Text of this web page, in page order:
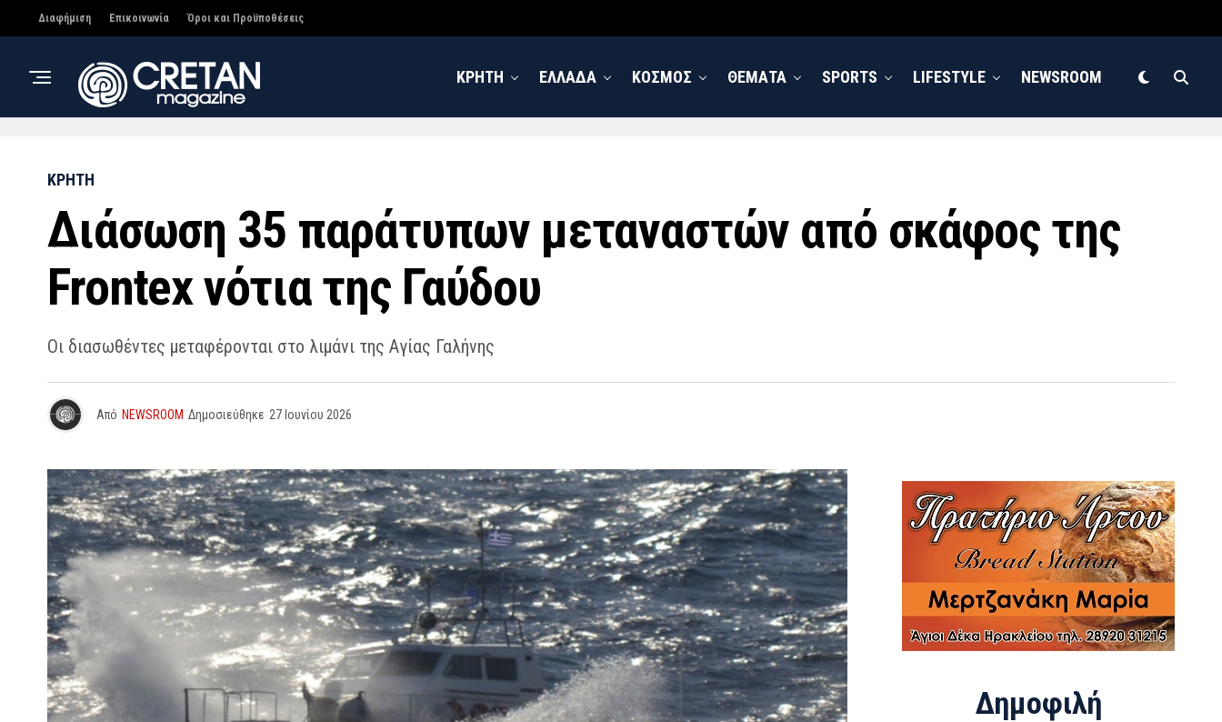
Διαφήμιση Επικοινωνία Όροι και Προϋποθέσεις
ΚΡΗΤΗ ΕΛΛΑΔΑ ΚΟΣΜΟΣ ΘΕΜΑΤΑ SPORTS LIFESTYLE NEWSROOM
ΚΡΗΤΗ
Διάσωση 35 παράτυπων μεταναστών από σκάφος της
Frontex νότια της Γαύδου
Οι διασωθέντες μεταφέρονται στο λιμάνι της Αγίας Γαλήνης
Από NEWSROOM Δημοσιεύθηκε 27 Ιουνίου 2026
Δημοφιλή